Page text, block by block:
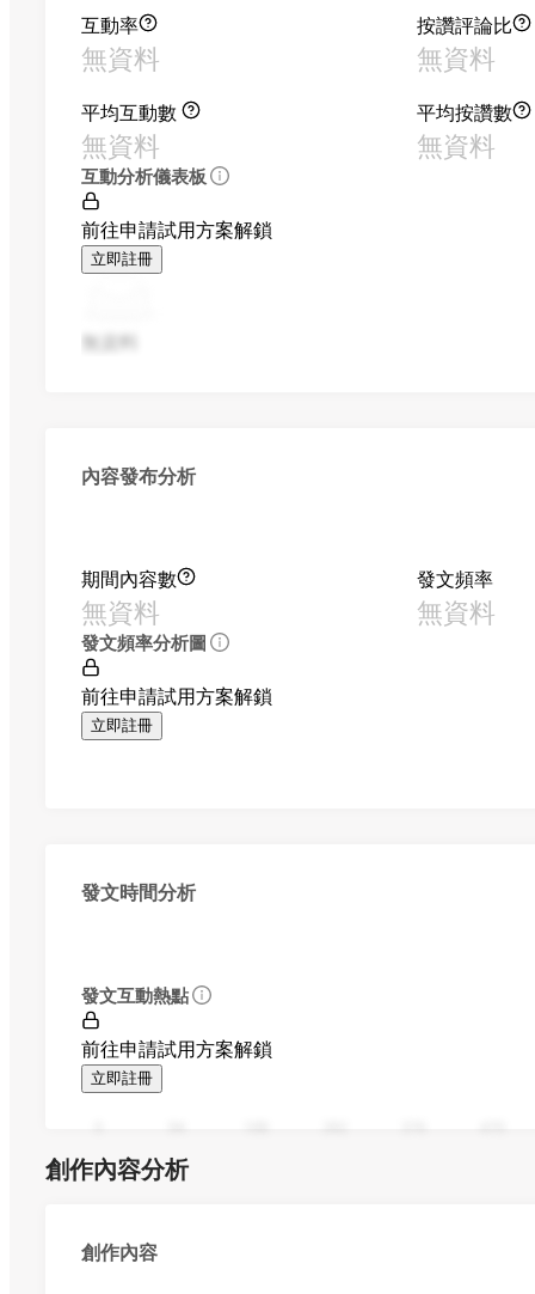
互動率
無資料
按讚評論比
無資料
平均互動數
無資料
平均按讚數
無資料
互動分析儀表板
前往申請試用方案解鎖
立即註冊
無資料
內容發布分析
期間內容數
無資料
發文頻率
無資料
發文頻率分析圖
前往申請試用方案解鎖
立即註冊
發文時間分析
發文互動熱點
前往申請試用方案解鎖
立即註冊
創作內容分析
創作內容